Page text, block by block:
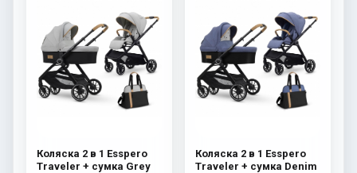
Коляска 2 в 1 Esspero
Traveler + сумка Grey
Коляска 2 в 1 Esspero
Traveler + сумка Denim